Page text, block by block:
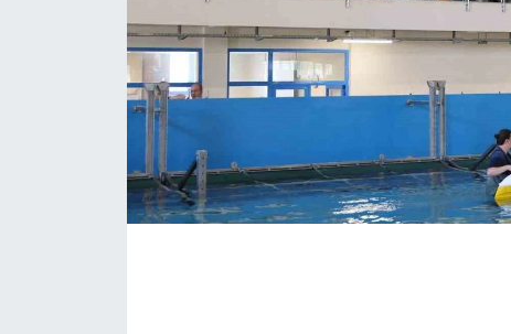
Flaş Haber
Gayrimenkul
GÜNDEM